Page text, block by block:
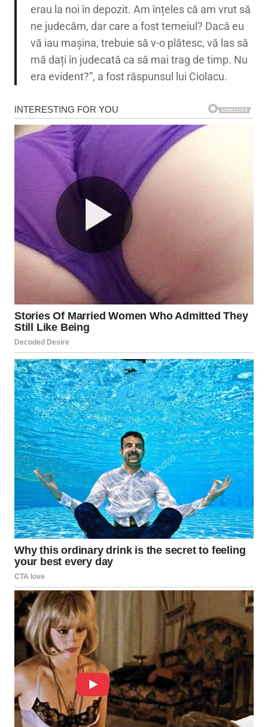
erau la noi în depozit. Am înțeles că am vrut să
ne judecăm, dar care a fost temeiul? Dacă eu
vă iau mașina, trebuie să v-o plătesc, vă las să
mă dați în judecată ca să mai trag de timp. Nu
era evident?”, a fost răspunsul lui Ciolacu.